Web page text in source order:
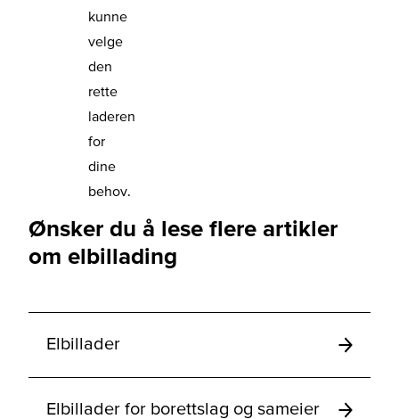
kunne
velge
den
rette
laderen
for
dine
behov.
Ønsker du å lese flere artikler
om elbillading
Elbillader
Elbillader for borettslag og sameier